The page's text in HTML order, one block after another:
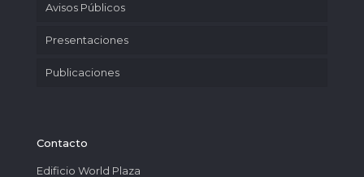
Avisos Públicos
Presentaciones
Publicaciones
Contacto
Edificio World Plaza